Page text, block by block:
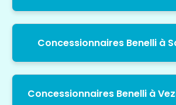
Concessionnaires Benelli à
Concessionnaires Benelli à